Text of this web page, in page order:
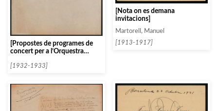
[Propostes de programes de
concert per a l’Orquestra
[1932-1933]
[Nota on es demana
invitacions]
Martorell, Manuel
[1913-1917]